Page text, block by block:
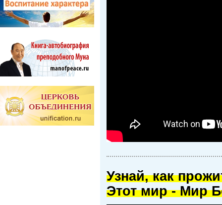
Узнай, как
Этот мир - Мир